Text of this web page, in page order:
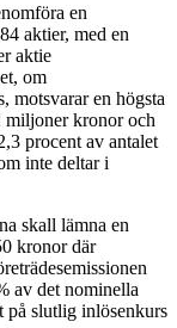
en
aktier, med en
aktie
om
motsvarar en högsta
miljoner kronor och
procent av antalet
inte deltar i
skall lämna en
kronor där
av det nominella
på slutlig inlösenkurs